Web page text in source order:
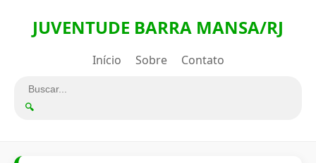
JUVENTUDE BARRA MANSA/RJ
Início Sobre Contato
🔍